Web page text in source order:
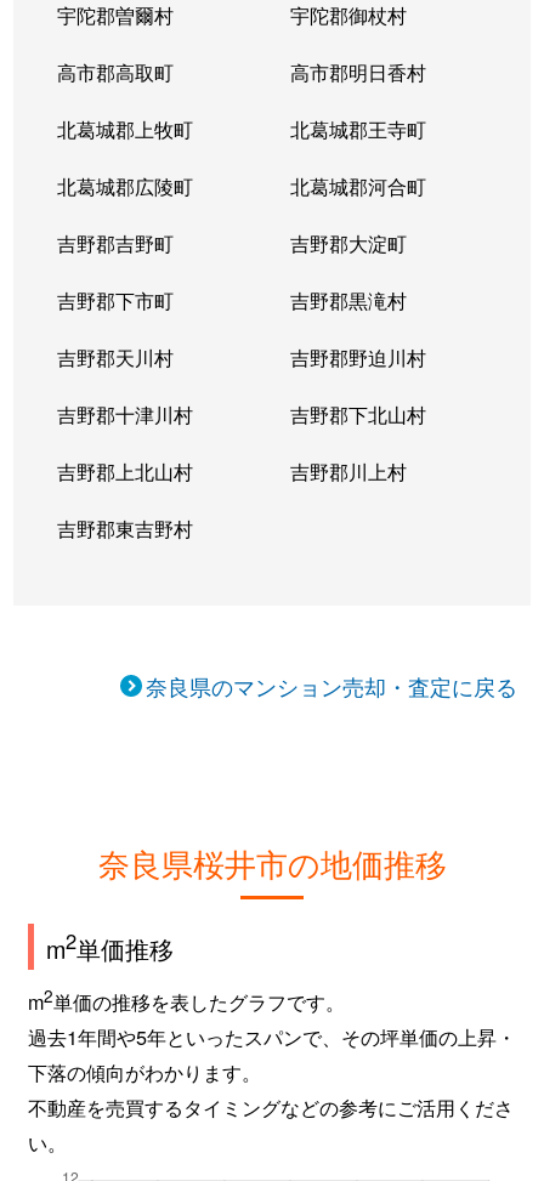
宇陀郡曽爾村 宇陀郡御杖村
高市郡高取町 高市郡明日香村
北葛城郡上牧町 北葛城郡王寺町
北葛城郡広陵町 北葛城郡河合町
吉野郡吉野町 吉野郡大淀町
吉野郡下市町 吉野郡黒滝村
吉野郡天川村 吉野郡野迫川村
吉野郡十津川村 吉野郡下北山村
吉野郡上北山村 吉野郡川上村
吉野郡東吉野村
奈良県のマンション売却・査定に戻る
奈良県桜井市の地価推移
m2単価推移
m2単価の推移を表したグラフです。
過去1年間や5年といったスパンで、その坪単価の上昇・
下落の傾向がわかります。
不動産を売買するタイミングなどの参考にご活用くださ
い。